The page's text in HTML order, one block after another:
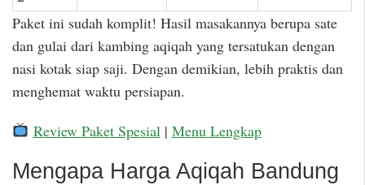
Paket ini sudah komplit! Hasil masakannya berupa sate
dan gulai dari kambing aqiqah yang tersatukan dengan
nasi kotak siap saji. Dengan demikian, lebih praktis dan
menghemat waktu persiapan.
Review Paket Spesial | Menu Lengkap
Mengapa Harga Aqiqah Bandung